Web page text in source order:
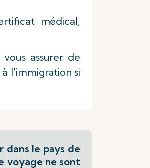
médical,
assurer de
l'immigration si
le pays de
voyage ne sont